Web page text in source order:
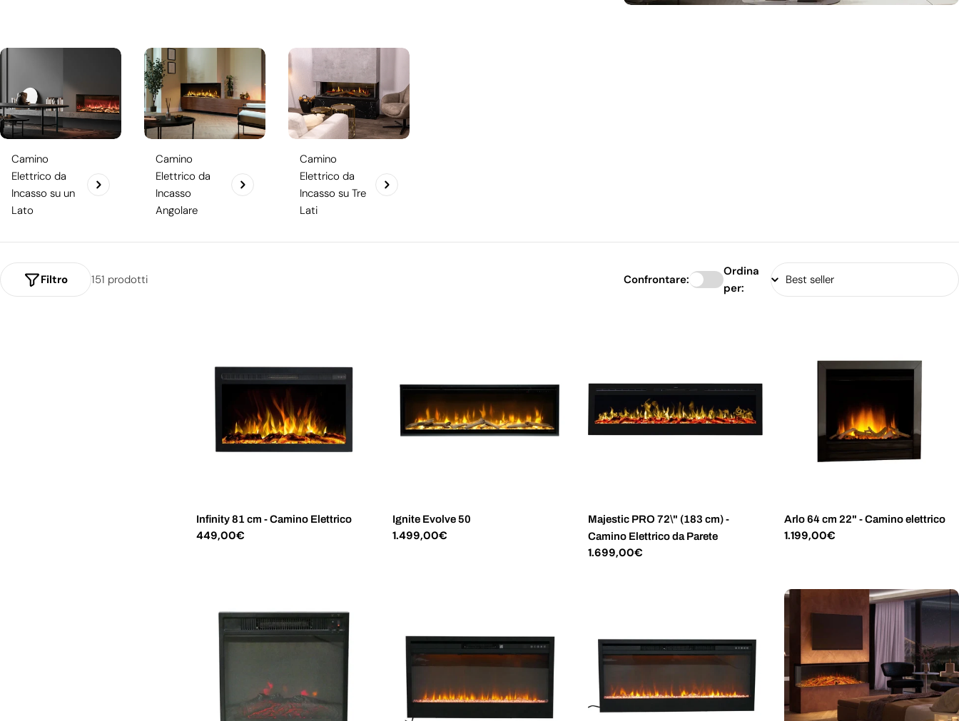
n
:
Camino
Elettrico da
Incasso su un
Lato
Camino
Elettrico da
Incasso
Angolare
Camino
Elettrico da
Incasso su Tre
Lati
151 prodotti
Filtro Confrontare:
Ordina
per:
Infinity 81 cm - Camino Elettrico
Prezzo
449,00€
Ignite Evolve 50
Prezzo
1.499,00€
Majestic PRO 72\" (183 cm) -
Camino Elettrico da Parete
Prezzo
1.699,00€
Arlo 64 cm 22" - Camino elettrico
Prezzo
1.199,00€